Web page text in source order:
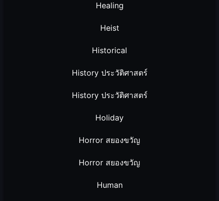
Healing
Heist
Historical
History ประวัติศาสตร์
History ประวัติศาสตร์
Holiday
Horror สยองขวัญ
Horror สยองขวัญ
Human